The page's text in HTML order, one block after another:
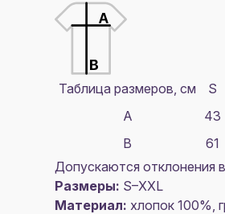
Таблица размеров, см S
A
43
B
61
Допускаются отклонения
Размеры: S–XXL
Материал: хлопок 100%,